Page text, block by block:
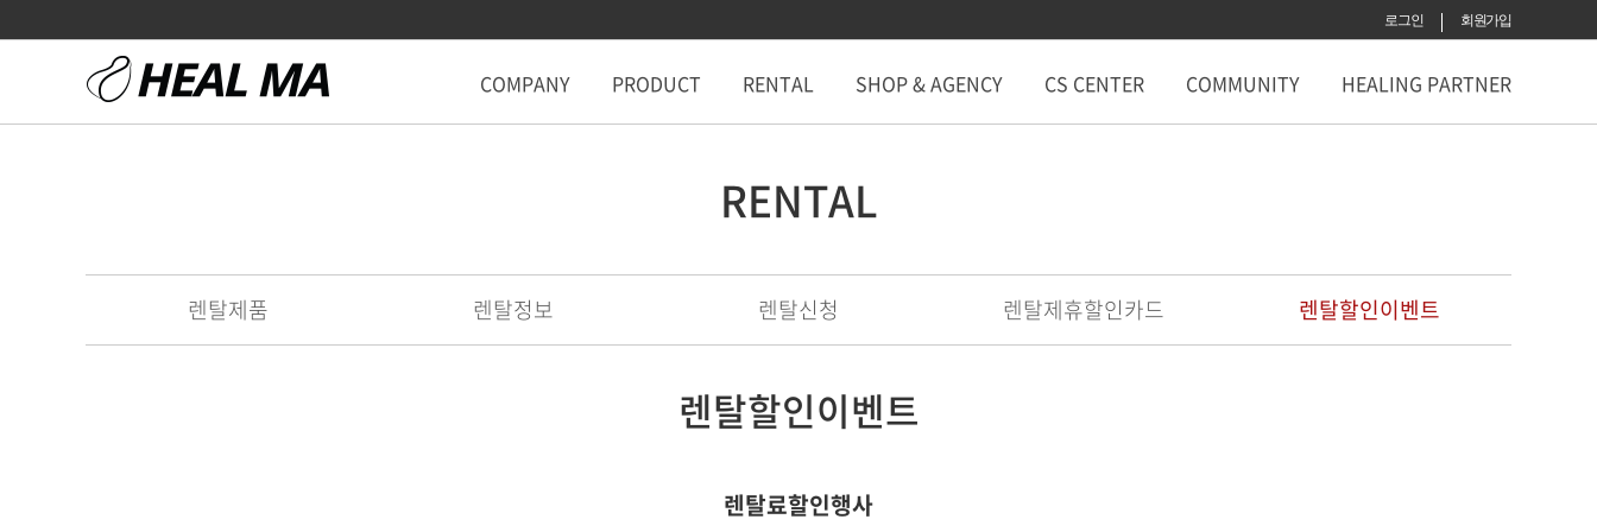
로그인 회원가입
COMPANY PRODUCT RENTAL SHOP & AGENCY CS CENTER COMMUNITY HEALING PARTNER
RENTAL
렌탈제품 렌탈정보 렌탈신청 렌탈제휴할인카드 렌탈할인이벤트
렌탈할인이벤트
렌탈료할인행사